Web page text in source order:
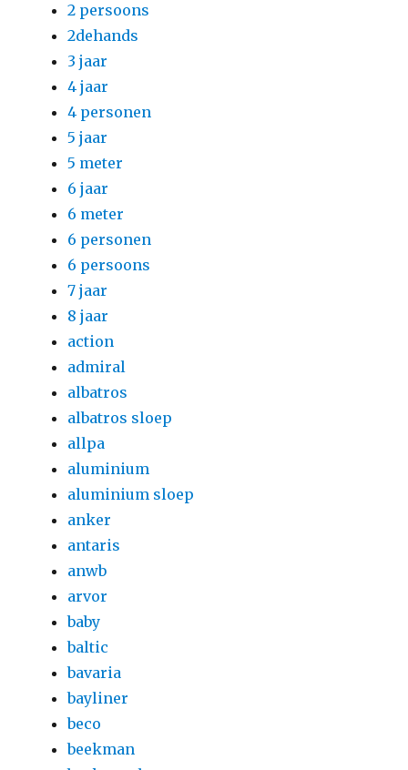
2 persoons
2dehands
3 jaar
4 jaar
4 personen
5 jaar
5 meter
6 jaar
6 meter
6 personen
6 persoons
7 jaar
8 jaar
action
admiral
albatros
albatros sloep
allpa
aluminium
aluminium sloep
anker
antaris
anwb
arvor
baby
baltic
bavaria
bayliner
beco
beekman